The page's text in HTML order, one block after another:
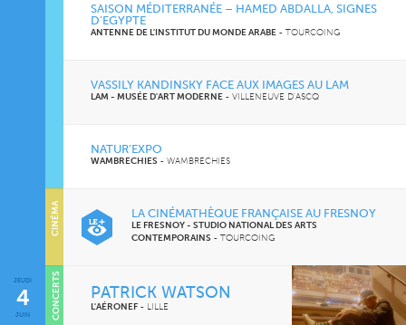
SAISON MÉDITERRANÉE – HAMED ABDALLA, SIGNES
D’EGYPTE
ANTENNE DE L'INSTITUT DU MONDE ARABE - TOURCOING
VASSILY KANDINSKY FACE AUX IMAGES AU LAM
LAM - MUSÉE D'ART MODERNE - VILLENEUVE D'ASCQ
NATUR’EXPO
WAMBRECHIES - WAMBRECHIES
LA CINÉMATHÈQUE FRANÇAISE AU FRESNOY
LE FRESNOY - STUDIO NATIONAL DES ARTS
CONTEMPORAINS - TOURCOING
CINÉMA
JEUDI
4
JUIN
PATRICK WATSON
L'AÉRONEF - LILLE
CONCERTS